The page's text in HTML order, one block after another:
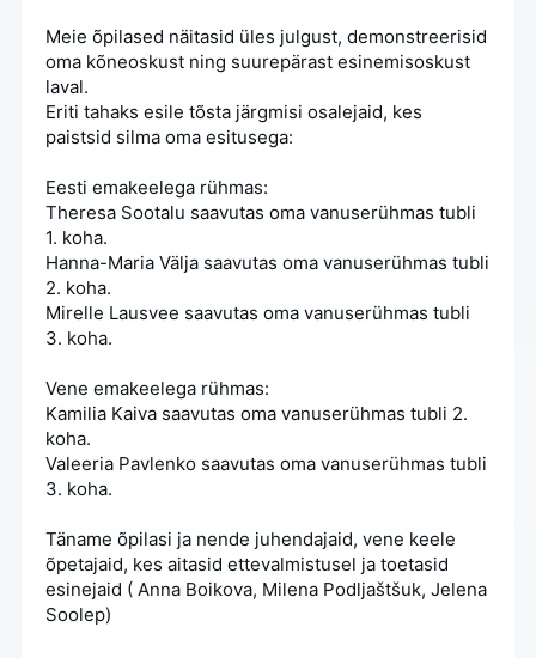
Meie õpilased näitasid üles julgust, demonstreerisid
oma kõneoskust ning suurepärast esinemisoskust
laval.
Eriti tahaks esile tõsta järgmisi osalejaid, kes
paistsid silma oma esitusega:
Eesti emakeelega rühmas:
Theresa Sootalu saavutas oma vanuserühmas tubli
1. koha.
Hanna-Maria Välja saavutas oma vanuserühmas tubli
2. koha.
Mirelle Lausvee saavutas oma vanuserühmas tubli
3. koha.
Vene emakeelega rühmas:
Kamilia Kaiva saavutas oma vanuserühmas tubli 2.
koha.
Valeeria Pavlenko saavutas oma vanuserühmas tubli
3. koha.
Täname õpilasi ja nende juhendajaid, vene keele
õpetajaid, kes aitasid ettevalmistusel ja toetasid
esinejaid ( Anna Boikova, Milena Podljaštšuk, Jelena
Soolep)